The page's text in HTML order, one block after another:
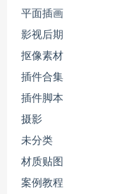
平面插画
影视后期
抠像素材
插件合集
插件脚本
摄影
未分类
材质贴图
案例教程